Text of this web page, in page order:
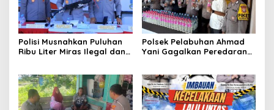
Polisi Musnahkan Puluhan
Ribu Liter Miras Ilegal dan
Lintas Negara
Polsek Pelabuhan Ahmad
Yani Gagalkan Peredaran
Kapal